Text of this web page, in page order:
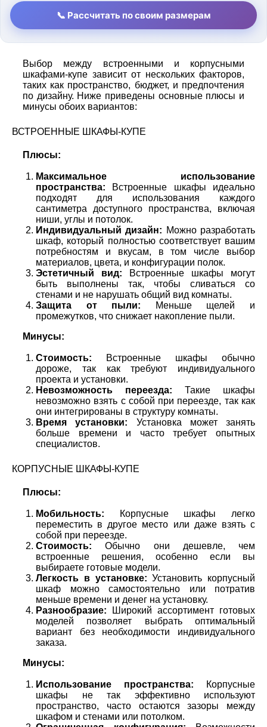
📞 Рассчитать по своим размерам
Выбор между встроенными и корпусными
шкафами-купе зависит от нескольких факторов,
таких как пространство, бюджет, и предпочтения
по дизайну. Ниже приведены основные плюсы и
минусы обоих вариантов:
ВСТРОЕННЫЕ ШКАФЫ-КУПЕ
Плюсы:
Максимальное использование
пространства: Встроенные шкафы идеально
подходят для использования каждого
сантиметра доступного пространства, включая
ниши, углы и потолок.
Индивидуальный дизайн: Можно разработать
шкаф, который полностью соответствует вашим
потребностям и вкусам, в том числе выбор
материалов, цвета, и конфигурации полок.
Эстетичный вид: Встроенные шкафы могут
быть выполнены так, чтобы сливаться со
стенами и не нарушать общий вид комнаты.
Защита от пыли: Меньше щелей и
промежутков, что снижает накопление пыли.
Минусы:
Стоимость: Встроенные шкафы обычно
дороже, так как требуют индивидуального
проекта и установки.
Невозможность переезда: Такие шкафы
невозможно взять с собой при переезде, так как
они интегрированы в структуру комнаты.
Время установки: Установка может занять
больше времени и часто требует опытных
специалистов.
КОРПУСНЫЕ ШКАФЫ-КУПЕ
Плюсы:
Мобильность: Корпусные шкафы легко
переместить в другое место или даже взять с
собой при переезде.
Стоимость: Обычно они дешевле, чем
встроенные решения, особенно если вы
выбираете готовые модели.
Легкость в установке: Установить корпусный
шкаф можно самостоятельно или потратив
меньше времени и денег на установку.
Разнообразие: Широкий ассортимент готовых
моделей позволяет выбрать оптимальный
вариант без необходимости индивидуального
заказа.
Минусы:
Использование пространства: Корпусные
шкафы не так эффективно используют
пространство, часто остаются зазоры между
шкафом и стенами или потолком.